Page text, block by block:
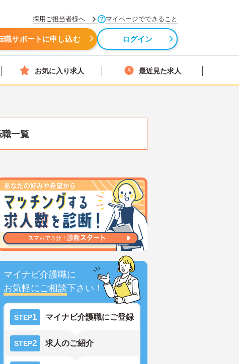
採用ご担当者様へ マイページでできること
職サポートに申し込む ログイン
お気に入り求人 最近見た求人
一覧
マイナビ介護職に
お気軽にご相談下さい！
STEP1 マイナビ介護職にご登録
STEP2 求人のご紹介